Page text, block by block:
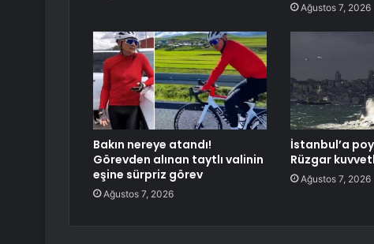
Ağustos 7, 2026
Bakın nereye atandı!
Görevden alınan taytlı valinin
eşine sürpriz görev
Ağustos 7, 2026
İstanbul’a
Rüzgar
Ağustos 7, 2026